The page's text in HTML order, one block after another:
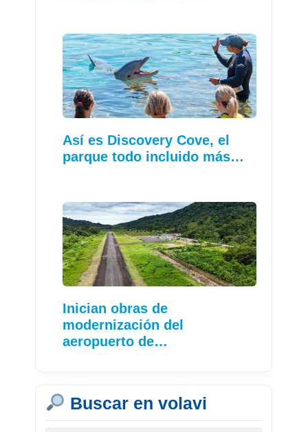
Así es Discovery Cove, el
parque todo incluido más…
Inician obras de
modernización del
aeropuerto de…
Buscar en volavi